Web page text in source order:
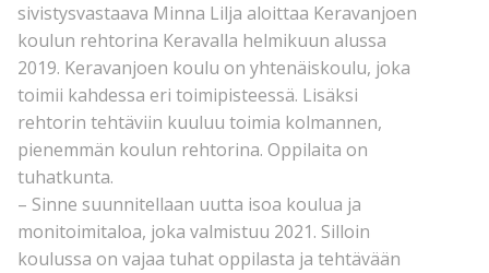
sivistysvastaava Minna Lilja aloittaa Keravanjoen
koulun rehtorina Keravalla helmikuun alussa
2019. Keravanjoen koulu on yhtenäiskoulu, joka
toimii kahdessa eri toimipisteessä. Lisäksi
rehtorin tehtäviin kuuluu toimia kolmannen,
pienemmän koulun rehtorina. Oppilaita on
tuhatkunta.
– Sinne suunnitellaan uutta isoa koulua ja
monitoimitaloa, joka valmistuu 2021. Silloin
koulussa on vajaa tuhat oppilasta ja tehtävään